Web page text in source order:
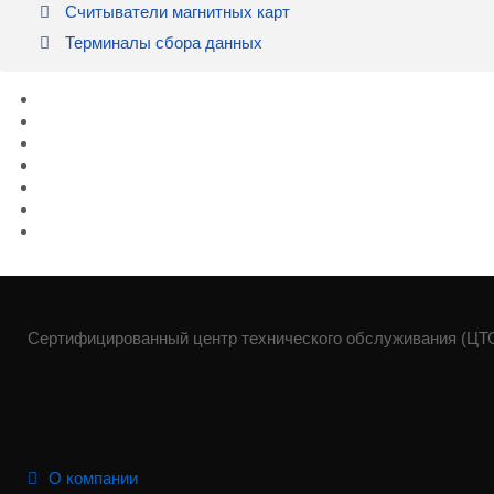
Считыватели магнитных карт
Терминалы сбора данных
Сертифицированный центр технического обслуживания
О компании